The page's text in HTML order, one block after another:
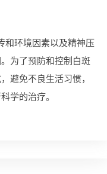
环境因素以及精神压
为了预防和控制白斑
避免不良生活习惯，
学的治疗。